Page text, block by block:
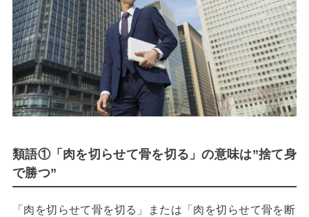
類語①「肉を切らせて骨を切る」の意味は”捨て身
で勝つ”
「肉を切らせて骨を切る」または「肉を切らせて骨を断